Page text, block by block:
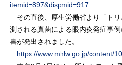
itemid=897&dispmid=917
その直後、厚生労働省より「ト
測される真菌による眼内炎発症事
書が発出されました。
https://www.mhlw.go.jp/content/